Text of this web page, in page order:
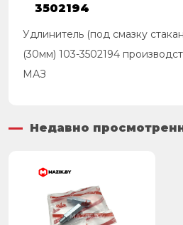
3502194
Удлинитель (под смазку
(30мм) 103-3502194
МАЗ
Недавно